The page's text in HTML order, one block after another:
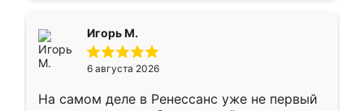
Игорь М.
6 августа 2026
На самом деле в Ренессанс уже не первый